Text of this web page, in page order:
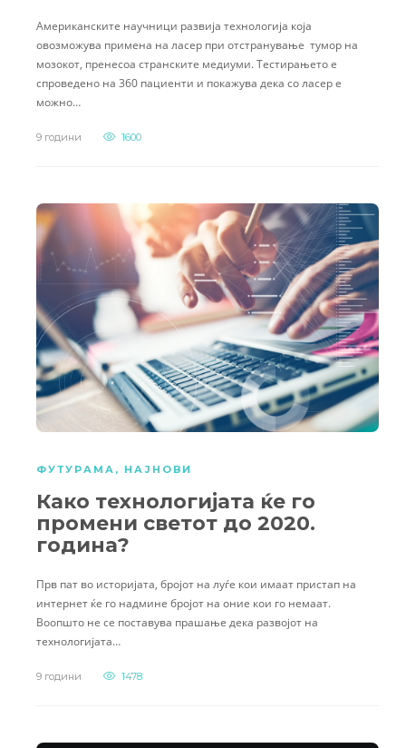
Американските научници развија технологија која
овозможува примена на ласер при отстранување тумор на
мозокот, пренесоа странските медиуми. Тестирањето е
спроведено на 360 пациенти и покажува дека со ласер е
можно…
9 години 1600
ФУТУРАМА , НАЈНОВИ
Како технологијата ќе го
промени светот до 2020.
година?
Прв пат во историјата, бројот на луѓе кои имаат пристап на
интернет ќе го надмине бројот на оние кои го немаат.
Воопшто не се поставува прашање дека развојот на
технологијата…
9 години 1478